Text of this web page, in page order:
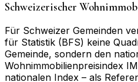
Schweizerischer
Für Schweizer Gemeinden
für Statistik (BFS) keine
Gemeinde, sondern den
Wohnimmobilienpreisindex
nationalen Index – als